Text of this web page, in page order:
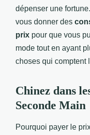
dépenser une
vous donner des
prix pour que vous
mode tout en ayant
choses qui comptent
Chinez dans
Seconde Main
Pourquoi payer le